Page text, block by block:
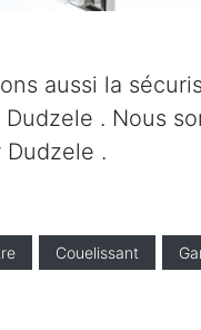
aussi la
. Nous
Dudzele .
Couelissant